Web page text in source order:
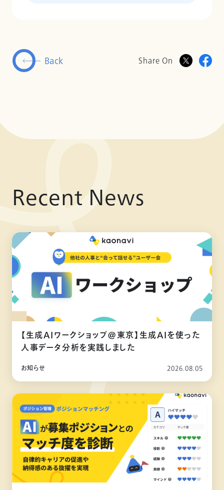
Back Share On
Recent News
【生成AIワークショップ@東京】生成AIを使った
人事データ分析を実践しました
お知らせ 2026.08.05